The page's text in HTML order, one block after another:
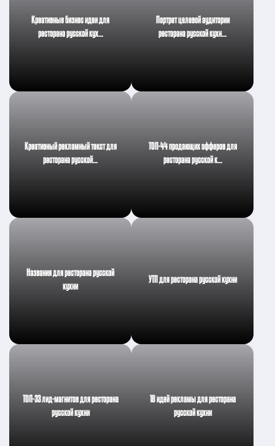
Креативные бизнес идеи для
ресторана русской кух…
Портрет целевой аудитории
ресторана русской кухн…
Креативный рекламный текст для
ресторана русской…
ТОП-44 продающих офферов для
ресторана русской к…
Названия для ресторана русской
кухни
УТП для ресторана русской кухни
ТОП-33 лид-магнитов для ресторана
русской кухни
18 идей рекламы для ресторана
русской кухни